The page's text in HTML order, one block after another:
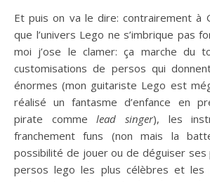
Et puis on va le dire: contrairement à
que l’univers Lego ne s’imbrique pas
moi j’ose le clamer: ça marche du
customisations de persos qui
énormes (mon guitariste Lego est
réalisé un fantasme d’enfance en
pirate commelead singer), les
franchement funs (non mais la
possibilité de jouer ou de déguiser ses
persos lego les plus célèbres et les